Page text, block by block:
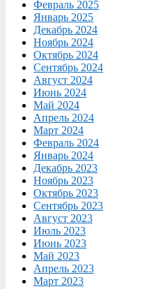
Февраль 2025
Январь 2025
Декабрь 2024
Ноябрь 2024
Октябрь 2024
Сентябрь 2024
Август 2024
Июнь 2024
Май 2024
Апрель 2024
Март 2024
Февраль 2024
Январь 2024
Декабрь 2023
Ноябрь 2023
Октябрь 2023
Сентябрь 2023
Август 2023
Июль 2023
Июнь 2023
Май 2023
Апрель 2023
Март 2023